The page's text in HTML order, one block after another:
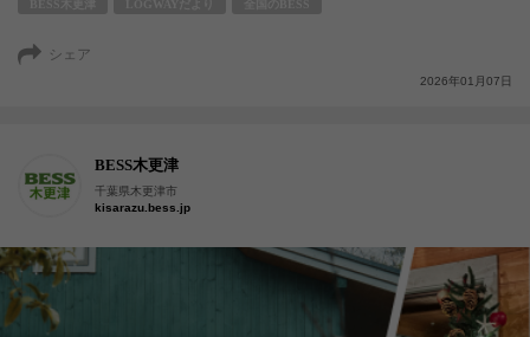
シェア
2026年01月07日
BESS木更津
千葉県木更津市
kisarazu.bess.jp